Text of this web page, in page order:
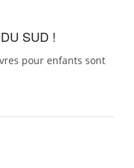
SUD !
pour enfants sont